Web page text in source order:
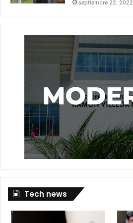
septiembre 22, 2022
Tech news